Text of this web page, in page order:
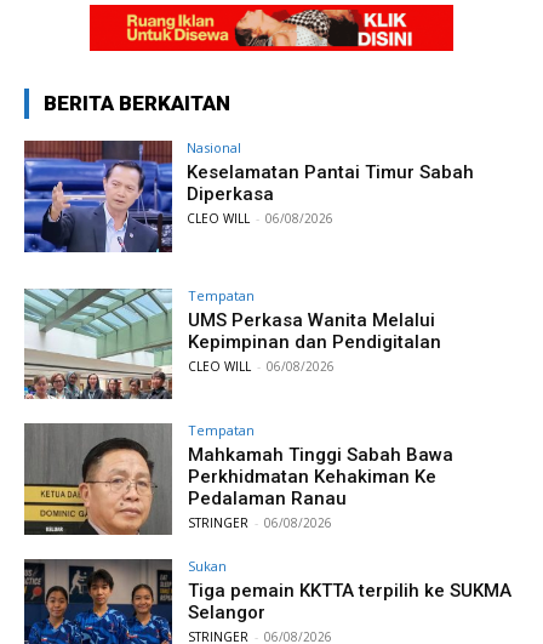
BERITA BERKAITAN
Nasional
Keselamatan Pantai Timur Sabah
Diperkasa
CLEO WILL - 06/08/2026
Tempatan
UMS Perkasa Wanita Melalui
Kepimpinan dan Pendigitalan
CLEO WILL - 06/08/2026
Tempatan
Mahkamah Tinggi Sabah Bawa
Perkhidmatan Kehakiman Ke
Pedalaman Ranau
STRINGER - 06/08/2026
Sukan
Tiga pemain KKTTA terpilih ke SUKMA
Selangor
STRINGER - 06/08/2026